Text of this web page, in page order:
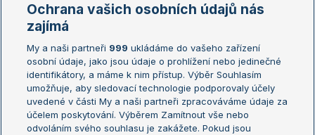
Žebříčky
Žebříček ATP (muži)
Žebříček WTA (ženy)
Sázkařský žebříček
Australian Open
French Open
Wimbledon
US Open
Turnaj mistrů
Ochrana vašich osobních údajů nás
zajímá
My a naši partneři 999 ukládáme do vašeho zařízení
osobní údaje, jako jsou údaje o prohlížení nebo jedinečné
identifikátory, a máme k nim přístup. Výběr Souhlasím
umožňuje, aby sledovací technologie podporovaly účely
uvedené v části My a naši partneři zpracováváme údaje za
účelem poskytování. Výběrem Zamítnout vše nebo
odvoláním svého souhlasu je zakážete. Pokud jsou